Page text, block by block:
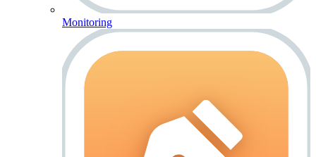
Monitoring